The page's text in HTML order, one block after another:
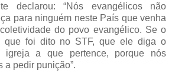
declarou: “Nós evangélicos não
para ninguém neste País que venha
do povo evangélico. Se o
que foi dito no STF, que ele diga o
igreja a que pertence, porque nós
a pedir punição”.